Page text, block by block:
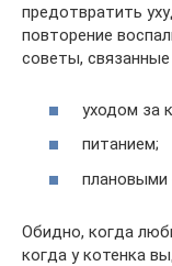
предотвратить
повторение
советы, связанные
уходом за
питанием;
плановыми
Обидно, когда
когда у котенка